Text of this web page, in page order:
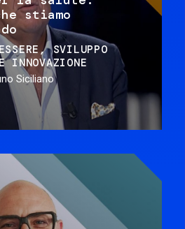
stiamo
SVILUPPO
INNOVAZIONE
Siciliano